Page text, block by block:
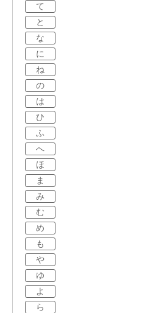
て
と
な
に
ね
の
は
ひ
ふ
へ
ほ
ま
み
む
め
も
や
ゆ
よ
ら